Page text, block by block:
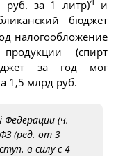
руб. за 1 литр) и
бюджет
налогообложение
(спирт
за год мог
1,5 млрд руб.
Федерации (ч.
(ред. от 3
в силу с 4